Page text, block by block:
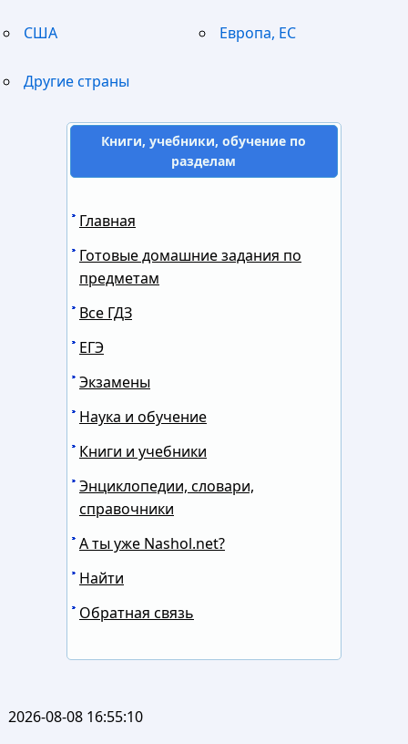
США Европа, ЕС
Другие страны
Книги, учебники, обучение по
разделам
Главная
Готовые домашние задания по
предметам
Все ГДЗ
ЕГЭ
Экзамены
Наука и обучение
Книги и учебники
Энциклопедии, словари,
справочники
А ты уже Nashol.net?
Найти
Обратная связь
2026-08-08 16:55:10